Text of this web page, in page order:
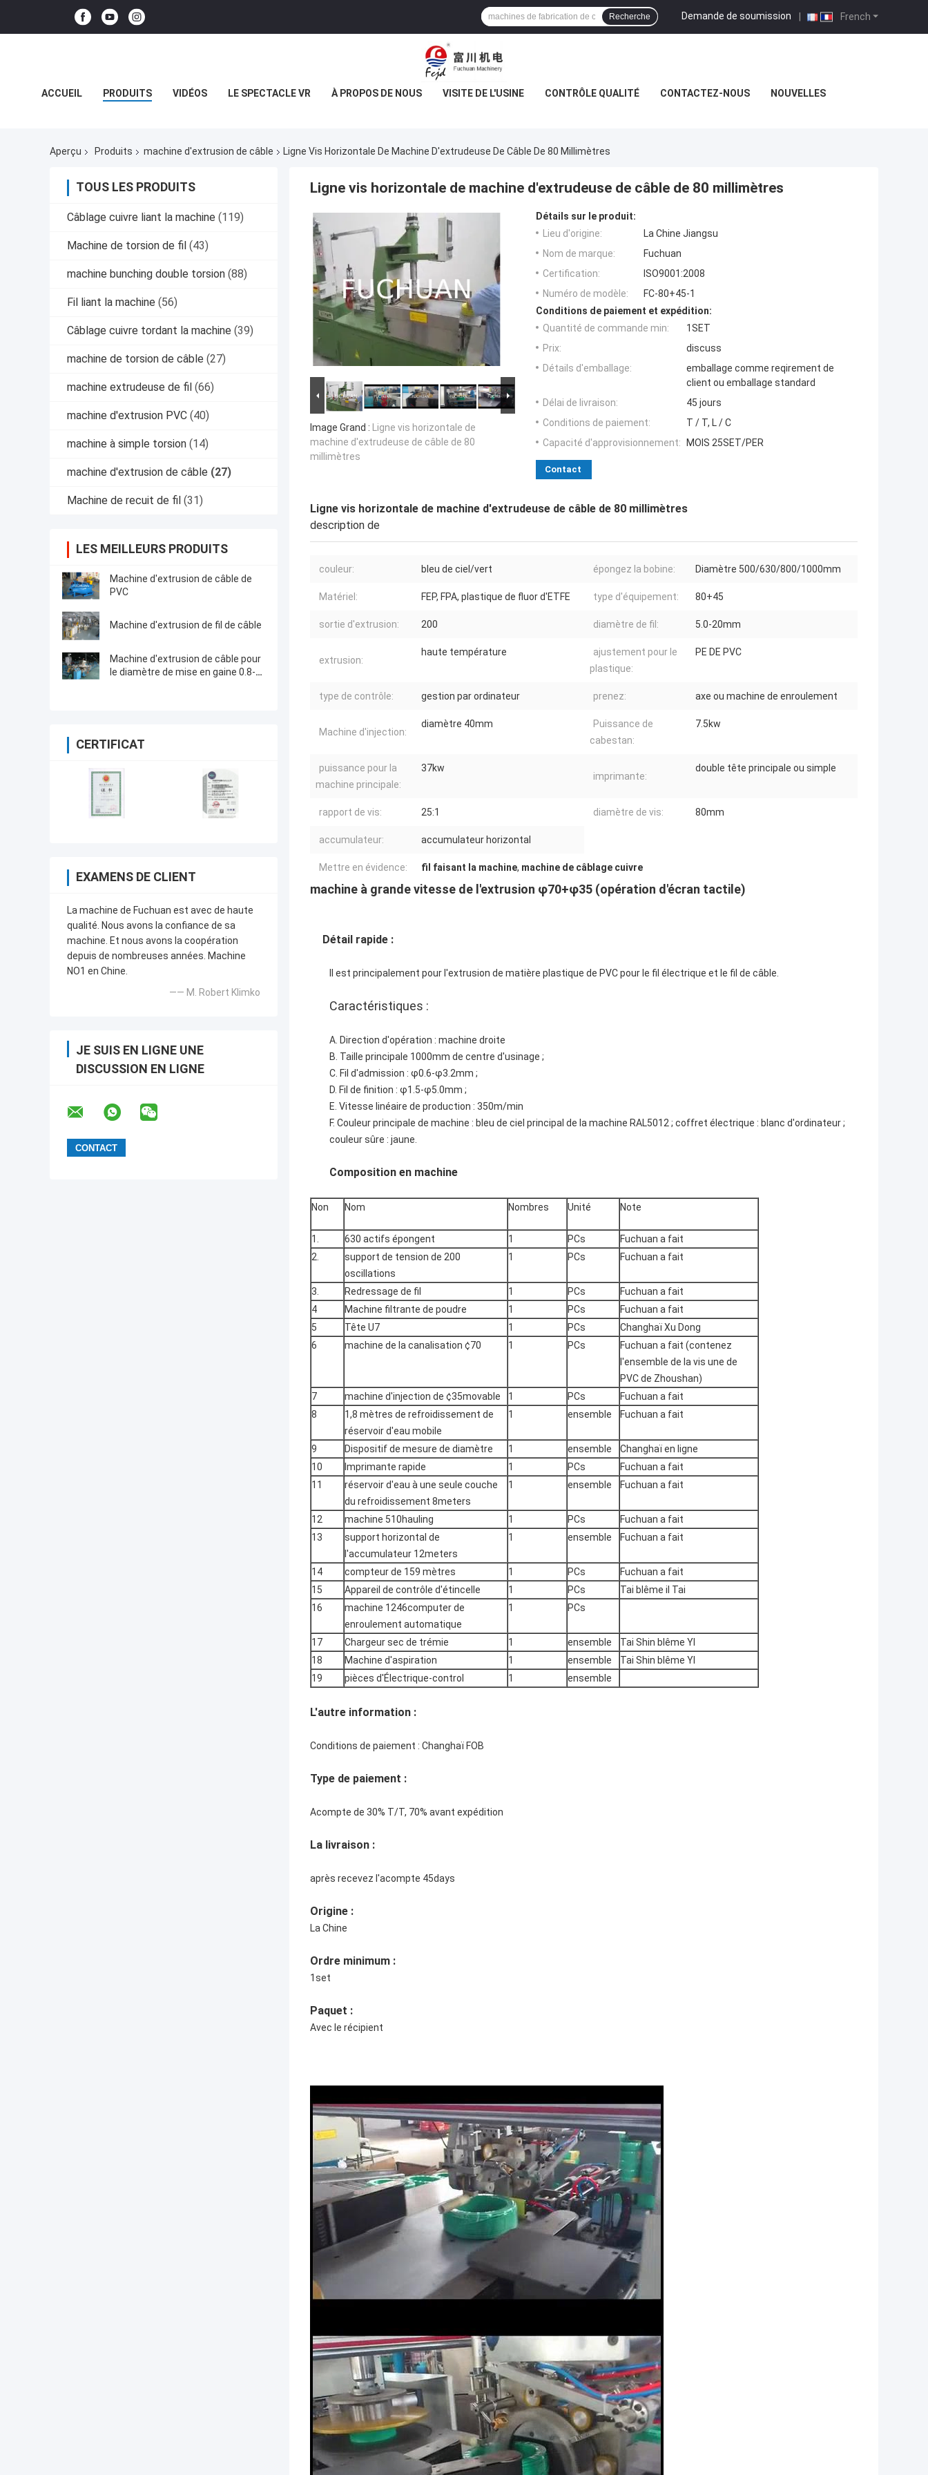
French
Demande de soumission |
Recherche
ACCUEIL PRODUITS VIDÉOS LE SPECTACLE VR À PROPOS DE NOUS VISITE DE L'USINE CONTRÔLE QUALITÉ CONTACTEZ-NOUS NOUVELLES
Aperçu Produits machine d'extrusion de câble Ligne Vis Horizontale De Machine D'extrudeuse De Câble De 80 Millimètres
TOUS LES PRODUITS
Câblage cuivre liant la machine (119)
Machine de torsion de fil (43)
machine bunching double torsion (88)
Fil liant la machine (56)
Câblage cuivre tordant la machine (39)
machine de torsion de câble (27)
machine extrudeuse de fil (66)
machine d'extrusion PVC (40)
machine à simple torsion (14)
machine d'extrusion de câble (27)
Machine de recuit de fil (31)
LES MEILLEURS PRODUITS
Machine d'extrusion de câble de
PVC
Machine d'extrusion de fil de câble
Machine d'extrusion de câble pour
le diamètre de mise en gaine 0.8-
CERTIFICAT
EXAMENS DE CLIENT
La machine de Fuchuan est avec de haute
qualité. Nous avons la confiance de sa
machine. Et nous avons la coopération
depuis de nombreuses années. Machine
NO1 en Chine.
—— M. Robert Klimko
JE SUIS EN LIGNE UNE
DISCUSSION EN LIGNE
Ligne vis horizontale de machine d'extrudeuse de câble de 80 millimètres
Image Grand : Ligne vis horizontale de
machine d'extrudeuse de câble de 80
millimètres
Détails sur le produit:
Lieu d'origine:
La Chine Jiangsu
Nom de marque:
Fuchuan
Certification:
ISO9001:2008
Numéro de modèle:
FC-80+45-1
Conditions de paiement et expédition:
Quantité de commande min:
1SET
Prix:
discuss
Détails d'emballage:
emballage comme reqirement de
client ou emballage standard
Délai de livraison:
45 jours
Conditions de paiement:
T / T, L / C
Capacité d'approvisionnement:
MOIS 25SET/PER
Contact
Ligne vis horizontale de machine d'extrudeuse de câble de 80 millimètres
description de
couleur: bleu de ciel/vert épongez la bobine: Diamètre 500/630/800/1000mm
Matériel: FEP, FPA, plastique de fluor d'ETFE type d'équipement: 80+45
sortie d'extrusion: 200 diamètre de fil: 5.0-20mm
extrusion:
haute température
ajustement pour le
plastique:
PE DE PVC
type de contrôle: gestion par ordinateur prenez: axe ou machine de enroulement
Machine d'injection:
diamètre 40mm
Puissance de
cabestan:
7.5kw
puissance pour la
machine principale:
37kw
imprimante:
double tête principale ou simple
rapport de vis: 25:1 diamètre de vis: 80mm
accumulateur: accumulateur horizontal
Mettre en évidence: fil faisant la machine, machine de câblage cuivre
machine à grande vitesse de l'extrusion φ70+φ35 (opération d'écran tactile)
Détail rapide :
Il est principalement pour l'extrusion de matière plastique de PVC pour le fil électrique et le fil de câble.
Caractéristiques :
A. Direction d'opération : machine droite
B. Taille principale 1000mm de centre d'usinage ;
C. Fil d'admission : φ0.6-φ3.2mm ;
D. Fil de finition : φ1.5-φ5.0mm ;
E. Vitesse linéaire de production : 350m/min
F. Couleur principale de machine : bleu de ciel principal de la machine RAL5012 ; coffret électrique : blanc d'ordinateur ;
couleur sûre : jaune.
Composition en machine
Non Nom Nombres Unité Note
1. 630 actifs épongent 1 PCs
Fuchuan a fait
2.
support de tension de 200
oscillations
1 PCs Fuchuan a fait
3. Redressage de fil 1 PCs
Fuchuan a fait
4
Machine filtrante de poudre 1 PCs
Fuchuan a fait
5
Tête U7 1 PCs
Changhaï Xu Dong
6
machine de la canalisation ¢70 1 PCs
Fuchuan a fait (contenez
l'ensemble de la vis une de
PVC de Zhoushan)
7
machine d'injection de ¢35movable 1 PCs
Fuchuan a fait
8
1,8 mètres de refroidissement de
réservoir d'eau mobile
1 ensemble Fuchuan a fait
9 Dispositif de mesure de diamètre 1 ensemble
Changhaï en ligne
10
Imprimante rapide 1 PCs
Fuchuan a fait
11
réservoir d'eau à une seule couche
du refroidissement 8meters
1 ensemble Fuchuan a fait
12 machine 510hauling 1 PCs
Fuchuan a fait
13
support horizontal de
l'accumulateur 12meters
1 ensemble Fuchuan a fait
14 compteur de 159 mètres 1 PCs
Fuchuan a fait
15
Appareil de contrôle d'étincelle 1 PCs
Tai blême il Tai
16
machine 1246computer de
enroulement automatique
1 PCs
17 Chargeur sec de trémie 1 ensemble
Tai Shin blême YI
18
Machine d'aspiration 1 ensemble
Tai Shin blême YI
19
pièces d'Électrique-control 1 ensemble
L'autre information :
Conditions de paiement : Changhaï FOB
Type de paiement :
Acompte de 30% T/T, 70% avant expédition
La livraison :
après recevez l'acompte 45days
Origine :
La Chine
Ordre minimum :
1set
Paquet :
Avec le récipient